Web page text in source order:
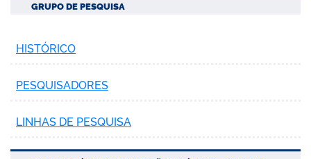
portal
GRUPO DE PESQUISA
HISTÓRICO
PESQUISADORES
LINHAS DE PESQUISA